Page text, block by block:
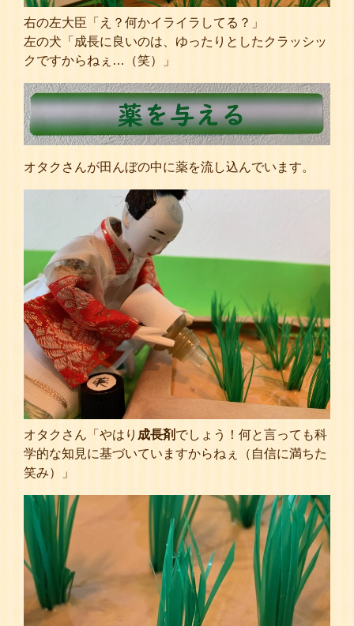
右の左大臣「え？何かイライラしてる？」
左の犬「成長に良いのは、ゆったりとしたクラッシッ
クですからねぇ…（笑）」
オタクさんが田んぼの中に薬を流し込んでいます。
オタクさん「やはり 成長剤 でしょう！何と言っても科
学的な知見に基づいていますからねぇ（自信に満ちた
笑み）」